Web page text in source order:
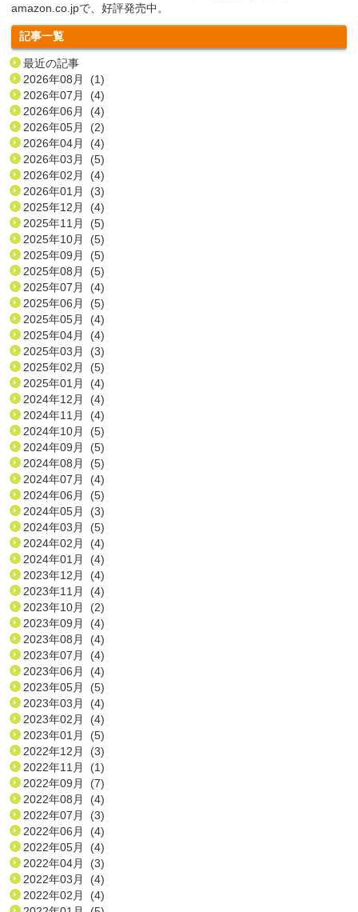
amazon.co.jpで、好評発売中。
記事一覧
最近の記事
2026年08月 (1)
2026年07月 (4)
2026年06月 (4)
2026年05月 (2)
2026年04月 (4)
2026年03月 (5)
2026年02月 (4)
2026年01月 (3)
2025年12月 (4)
2025年11月 (5)
2025年10月 (5)
2025年09月 (5)
2025年08月 (5)
2025年07月 (4)
2025年06月 (5)
2025年05月 (4)
2025年04月 (4)
2025年03月 (3)
2025年02月 (5)
2025年01月 (4)
2024年12月 (4)
2024年11月 (4)
2024年10月 (5)
2024年09月 (5)
2024年08月 (5)
2024年07月 (4)
2024年06月 (5)
2024年05月 (3)
2024年03月 (5)
2024年02月 (4)
2024年01月 (4)
2023年12月 (4)
2023年11月 (4)
2023年10月 (2)
2023年09月 (4)
2023年08月 (4)
2023年07月 (4)
2023年06月 (4)
2023年05月 (5)
2023年03月 (4)
2023年02月 (4)
2023年01月 (5)
2022年12月 (3)
2022年11月 (1)
2022年09月 (7)
2022年08月 (4)
2022年07月 (3)
2022年06月 (4)
2022年05月 (4)
2022年04月 (3)
2022年03月 (4)
2022年02月 (4)